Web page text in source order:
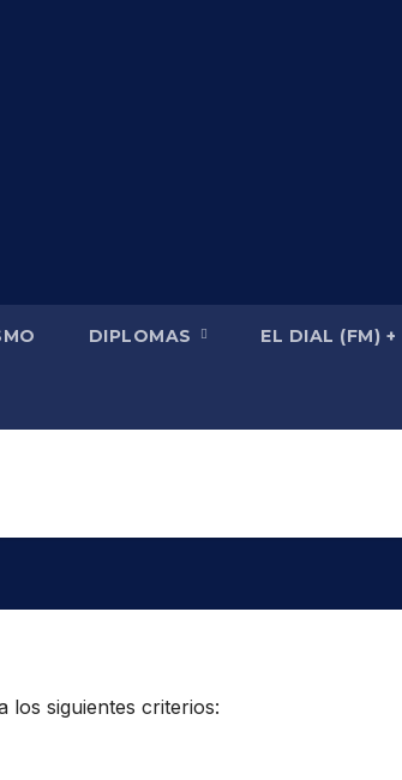
DIPLOMAS EL DIAL (FM) +
los siguientes criterios: